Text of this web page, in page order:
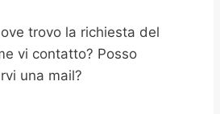
trovo la richiesta del
vi contatto? Posso
una mail?